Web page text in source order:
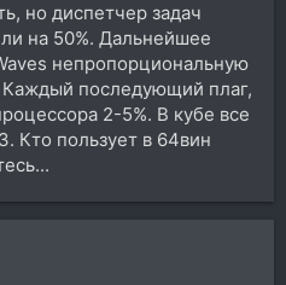
но диспетчер задач
на 50%. Дальнейшее
непропорциональную
Каждый последующий плаг,
2-5%. В кубе все
Кто пользует в 64вин